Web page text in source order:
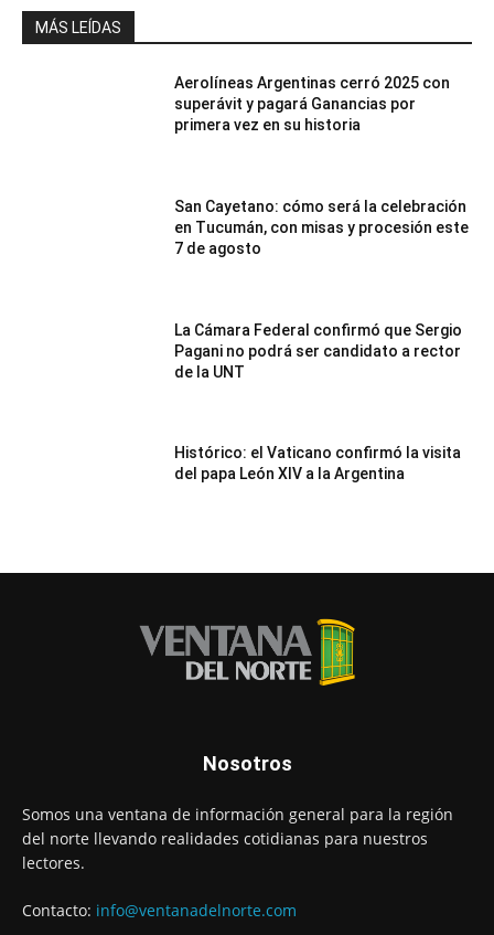
MÁS LEÍDAS
Aerolíneas Argentinas cerró 2025 con
superávit y pagará Ganancias por
primera vez en su historia
San Cayetano: cómo será la celebración
en Tucumán, con misas y procesión este
7 de agosto
La Cámara Federal confirmó que Sergio
Pagani no podrá ser candidato a rector
de la UNT
Histórico: el Vaticano confirmó la visita
del papa León XIV a la Argentina
Nosotros
Somos una ventana de información general para la región
del norte llevando realidades cotidianas para nuestros
lectores.
Contacto: info@ventanadelnorte.com